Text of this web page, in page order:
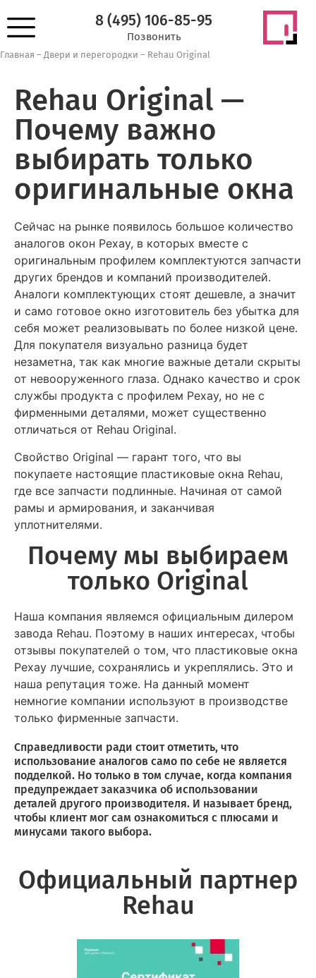
8 (495) 106-85-95
Позвонить
Главная – Двери и перегородки – Rehau Original
Rehau Original —
Почему важно
выбирать только
оригинальные окна
Сейчас на рынке появилось большое количество
аналогов окон Рехау, в которых вместе с
оригинальным профилем комплектуются запчасти
других брендов и компаний производителей.
Аналоги комплектующих стоят дешевле, а значит
и само готовое окно изготовитель без убытка для
себя может реализовывать по более низкой цене.
Для покупателя визуально разница будет
незаметна, так как многие важные детали скрыты
от невооруженного глаза. Однако качество и срок
службы продукта с профилем Рехау, но не с
фирменными деталями, может существенно
отличаться от Rehau Original.
Свойство Original — гарант того, что вы
покупаете настоящие пластиковые окна Rehau,
где все запчасти подлинные. Начиная от самой
рамы и армирования, и заканчивая
уплотнителями.
Почему мы выбираем
только Original
Наша компания являемся официальным дилером
завода Rehau. Поэтому в наших интересах, чтобы
отзывы покупателей о том, что пластиковые окна
Рехау лучшие, сохранялись и укреплялись. Это и
наша репутация тоже. На данный момент
немногие компании используют в производстве
только фирменные запчасти.
Справедливости ради стоит отметить, что
использование аналогов само по себе не является
подделкой. Но только в том случае, когда компания
предупреждает заказчика об использовании
деталей другого производителя. И называет бренд,
чтобы клиент мог сам ознакомиться с плюсами и
минусами такого выбора.
Официальный партнер
Rehau